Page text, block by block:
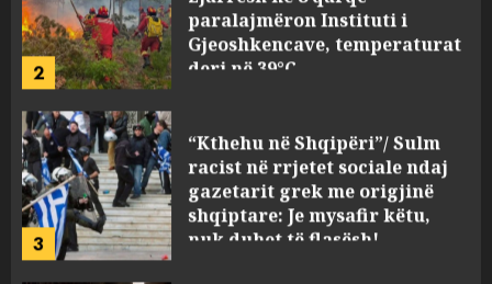
2
deri në 39°C
AUGUST 8, 2026
3
gazetarit grek me origjinë
shqiptare: Je mysafir këtu,
nuk duhet të flasësh!
AUGUST 8, 2026